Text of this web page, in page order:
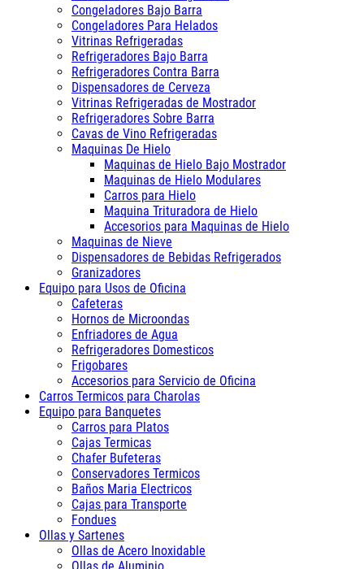
Congeladores Bajo Barra
Congeladores Para Helados
Vitrinas Refrigeradas
Refrigeradores Bajo Barra
Refrigeradores Contra Barra
Dispensadores de Cerveza
Vitrinas Refrigeradas de Mostrador
Refrigeradores Sobre Barra
Cavas de Vino Refrigeradas
Maquinas De Hielo
Maquinas de Hielo Bajo Mostrador
Maquinas de Hielo Modulares
Carros para Hielo
Maquina Trituradora de Hielo
Accesorios para Maquinas de Hielo
Maquinas de Nieve
Dispensadores de Bebidas Refrigerados
Granizadores
Equipo para Usos de Oficina
Cafeteras
Hornos de Microondas
Enfriadores de Agua
Refrigeradores Domesticos
Frigobares
Accesorios para Servicio de Oficina
Carros Termicos para Charolas
Equipo para Banquetes
Carros para Platos
Cajas Termicas
Chafer Bufeteras
Conservadores Termicos
Baños Maria Electricos
Cajas para Transporte
Fondues
Ollas y Sartenes
Ollas de Acero Inoxidable